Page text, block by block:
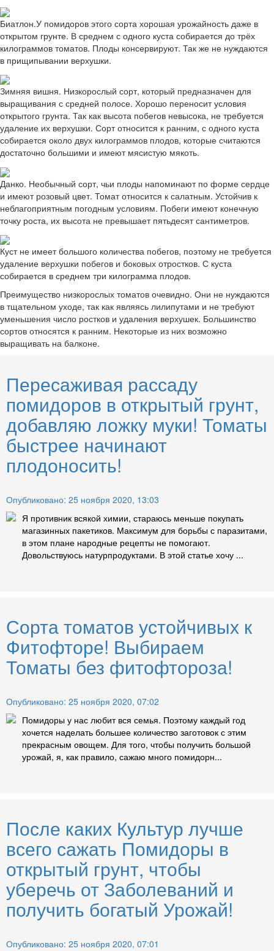
Биатлон.У помидоров этого сорта хорошая урожайность даже в
открытом грунте. В среднем с одного куста собирается до трёх
килограммов томатов. Плоды консервируют. Так же не нуждаются
в прищипывании верхушки.
Зимняя вишня. Низкорослый сорт, который предназначен для
выращивания с средней полосе. Хорошо переносит условия
открытого грунта. Так как высота побегов невысока, не требуется
удаление их верхушки. Сорт относится к ранним, с одного куста
собирается около двух килограммов плодов, которые считаются
достаточно большими и имеют мясистую мякоть.
Данко. Необычный сорт, чьи плоды напоминают по форме сердце
и имеют розовый цвет. Томат относится к салатным. Устойчив к
неблагоприятным погодным условиям. Побеги имеют конечную
точку роста, их высота не превышает пятьдесят сантиметров.
Куст не имеет большого количества побегов, поэтому не требуется
удаление верхушки побегов и боковых отростков. С куста
собирается в среднем три килограмма плодов.
Преимущество низкорослых томатов очевидно. Они не нуждаются
в тщательном уходе, так как являясь лилипутами и не требуют
уменьшения число ростков и удаления верхушек. Большинство
сортов относятся к ранним. Некоторые из них возможно
выращивать на балконе.
Пересаживая рассаду
помидоров в открытый грунт,
добавляю ложку муки! Томаты
быстрее начинают
плодоносить!
Опубликовано: 25 ноября 2020, 13:03
Я противник всякой химии, стараюсь меньше покупать
магазинных пакетиков. Максимум для борьбы с паразитами,
в этом плане народные рецепты не помогают.
Довольствуюсь натурпродуктами. В этой статье хочу ...
Сорта томатов устойчивых к
Фитофторе! Выбираем
Томаты без фитофтороза!
Опубликовано: 25 ноября 2020, 07:02
Помидоры у нас любит вся семья. Поэтому каждый год
хочется наделать большее количество заготовок с этим
прекрасным овощем. Для того, чтобы получить большой
урожай, я, как правило, сажаю много помидорн...
После каких Культур лучше
всего сажать Помидоры в
открытый грунт, чтобы
уберечь от Заболеваний и
получить богатый Урожай!
Опубликовано: 25 ноября 2020, 07:01